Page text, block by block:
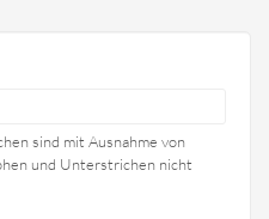
sind mit Ausnahme von
und Unterstrichen nicht